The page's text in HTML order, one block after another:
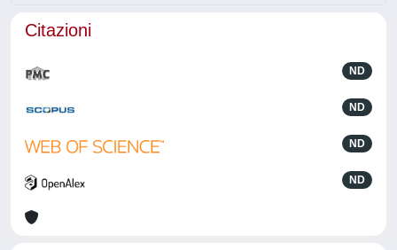
Citazioni
ND
ND
ND
ND